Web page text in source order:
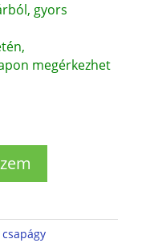
gyors
megérkezhet
csapágy